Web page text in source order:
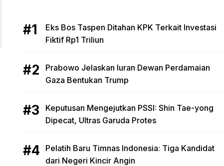
Eks Bos Taspen Ditahan KPK Terkait Investasi
Fiktif Rp1 Triliun
Prabowo Jelaskan Iuran Dewan Perdamaian
Gaza Bentukan Trump
Keputusan Mengejutkan PSSI: Shin Tae-yong
Dipecat, Ultras Garuda Protes
Pelatih Baru Timnas Indonesia: Tiga Kandidat
dari Negeri Kincir Angin